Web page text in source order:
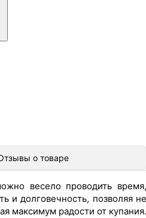
о товаре
весело проводить время,
и долговечность, позволяя не
максимум радости от купания.